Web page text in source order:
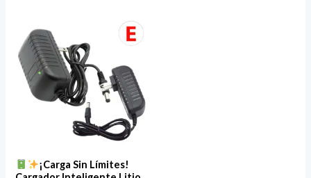
¡Carga Sin Límites!